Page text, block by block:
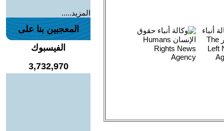
المزيد.....
المعجبين بنا على
الفيسبوك
3,732,970